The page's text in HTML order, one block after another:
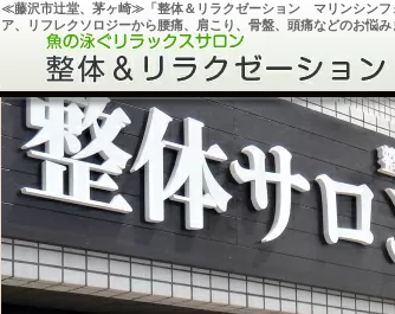
≪藤沢市辻堂、茅ヶ崎≫「整体＆リラクゼーション マリンシンフ
ア、リフレクソロジーから腰痛、肩こり、骨盤、頭痛などのお悩み